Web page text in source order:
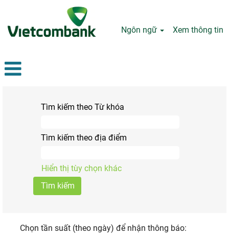
Ngôn ngữ Xem thông tin
Tìm kiếm theo Từ khóa
Tìm kiếm theo địa điểm
Hiển thị tùy chọn khác
Chọn tần suất (theo ngày) để nhận thông báo: